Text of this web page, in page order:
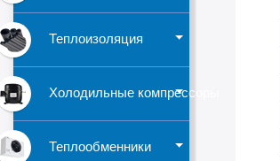
Теплоизоляция
Холодильные компрессоры
Теплообменники